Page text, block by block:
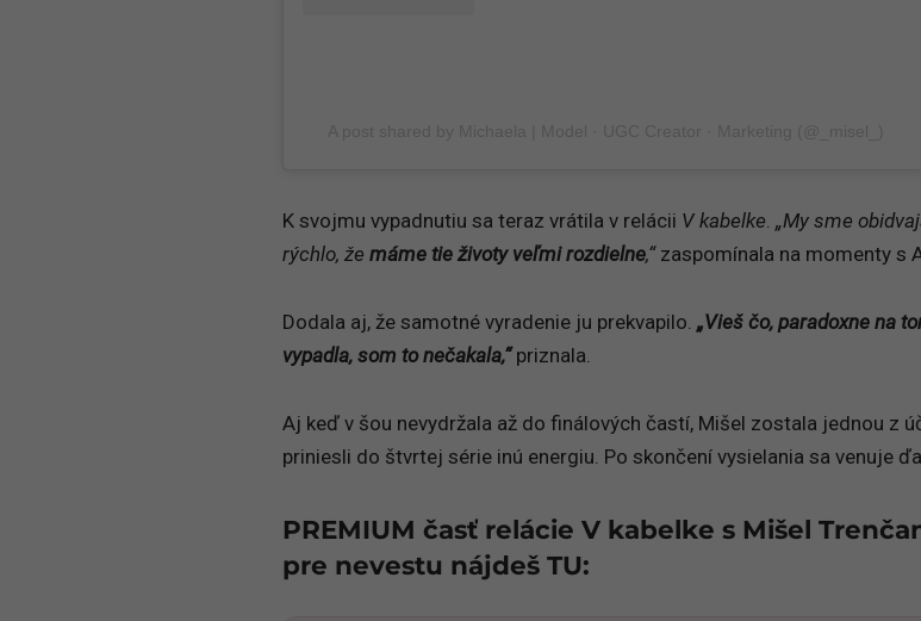
K svojmu vypadnutiu sa teraz vrátila v relácii V kabelke. „My sme
rýchlo, že máme tie životy veľmi rozdielne,“zaspomínala na momenty s
Dodala aj, že samotné vyradenie ju prekvapilo. „Vieš čo, paradoxne na
vypadla, som to nečakala,“ priznala.
Aj keď v šou nevydržala až do finálových častí, Mišel zostala jednou z
priniesli do štvrtej série inú energiu. Po skončení vysielania sa venuje
PREMIUM časť relácie V kabelke s Mišel
pre nevestu nájdeš TU: